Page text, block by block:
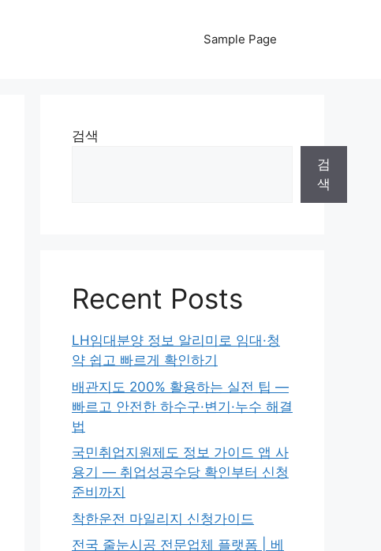
Sample Page
검색
검
색
Recent Posts
LH임대분양 정보 알리미로 임대·청
약 쉽고 빠르게 확인하기
배관지도 200% 활용하는 실전 팁 —
빠르고 안전한 하수구·변기·누수 해결
법
국민취업지원제도 정보 가이드 앱 사
용기 — 취업성공수당 확인부터 신청
준비까지
착한운전 마일리지 신청가이드
전국 줄눈시공 전문업체 플랫폼 | 베